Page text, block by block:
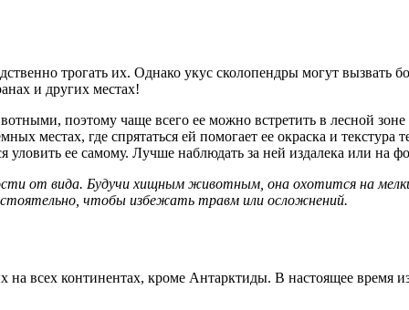
трогать их. Однако укус сколопендры могут вызвать
и других местах!
поэтому чаще всего ее можно встретить в лесной
местах, где спрятаться ей помогает ее окраска и текстура
уловить ее самому. Лучше наблюдать за ней издалека или на
от вида. Будучи хищным животным, она охотится на
чтобы избежать травм или осложнений.
всех континентах, кроме Антарктиды. В настоящее время